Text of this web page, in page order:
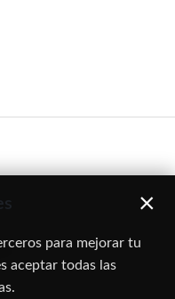
×
para mejorar tu
aceptar todas las